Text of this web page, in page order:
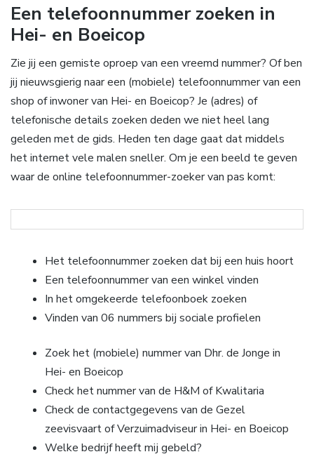
Een telefoonnummer zoeken in
Hei- en Boeicop
Zie jij een gemiste oproep van een vreemd nummer? Of ben
jij nieuwsgierig naar een (mobiele) telefoonnummer van een
shop of inwoner van Hei- en Boeicop? Je (adres) of
telefonische details zoeken deden we niet heel lang
geleden met de gids. Heden ten dage gaat dat middels
het internet vele malen sneller. Om je een beeld te geven
waar de online telefoonnummer-zoeker van pas komt:
Het telefoonnummer zoeken dat bij een huis hoort
Een telefoonnummer van een winkel vinden
In het omgekeerde telefoonboek zoeken
Vinden van 06 nummers bij sociale profielen
Zoek het (mobiele) nummer van Dhr. de Jonge in
Hei- en Boeicop
Check het nummer van de H&M of Kwalitaria
Check de contactgegevens van de Gezel
zeevisvaart of Verzuimadviseur in Hei- en Boeicop
Welke bedrijf heeft mij gebeld?